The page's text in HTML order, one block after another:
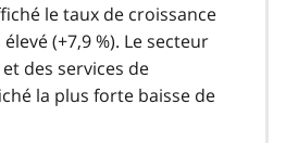
le taux de croissance
(+7,9 %). Le secteur
des services de
la plus forte baisse de